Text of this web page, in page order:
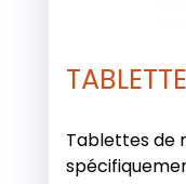
Tablettes de